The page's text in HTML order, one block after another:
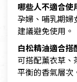
哪些人不適合使
孕婦、哺乳期婦
建議避免使用。
白松精油適合搭
可搭配薰衣草
平衡的香氣層次